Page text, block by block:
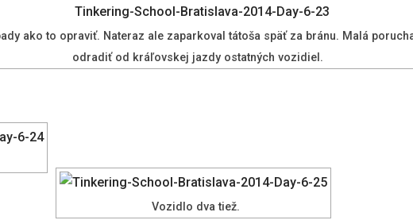
ako to opraviť. Nateraz ale zaparkoval tátoša späť za bránu. Malá
odradiť od kráľovskej jazdy ostatných vozidiel.
Vozidlo dva tiež.